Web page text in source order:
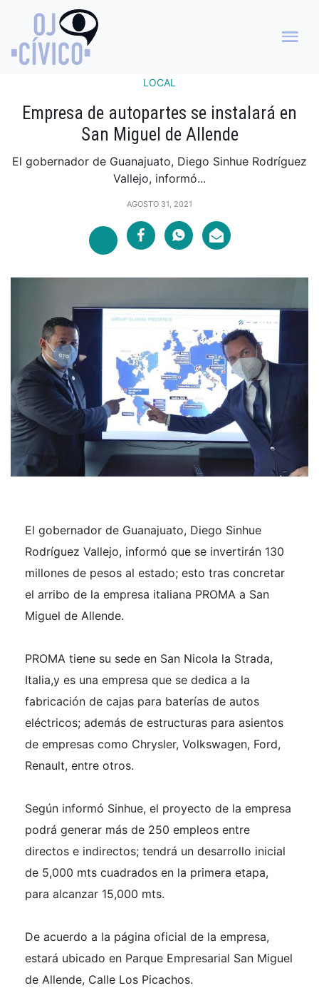
LOCAL
Empresa de autopartes se instalará en
San Miguel de Allende
El gobernador de Guanajuato, Diego Sinhue Rodríguez
Vallejo, informó...
AGOSTO 31, 2021
El gobernador de Guanajuato, Diego Sinhue
Rodríguez Vallejo, informó que se invertirán 130
millones de pesos al estado; esto tras concretar
el arribo de la empresa italiana PROMA a San
Miguel de Allende.
PROMA tiene su sede en San Nicola la Strada,
Italia,y es una empresa que se dedica a la
fabricación de cajas para baterías de autos
eléctricos; además de estructuras para asientos
de empresas como Chrysler, Volkswagen, Ford,
Renault, entre otros.
Según informó Sinhue, el proyecto de la empresa
podrá generar más de 250 empleos entre
directos e indirectos; tendrá un desarrollo inicial
de 5,000 mts cuadrados en la primera etapa,
para alcanzar 15,000 mts.
De acuerdo a la página oficial de la empresa,
estará ubicado en Parque Empresarial San Miguel
de Allende, Calle Los Picachos.